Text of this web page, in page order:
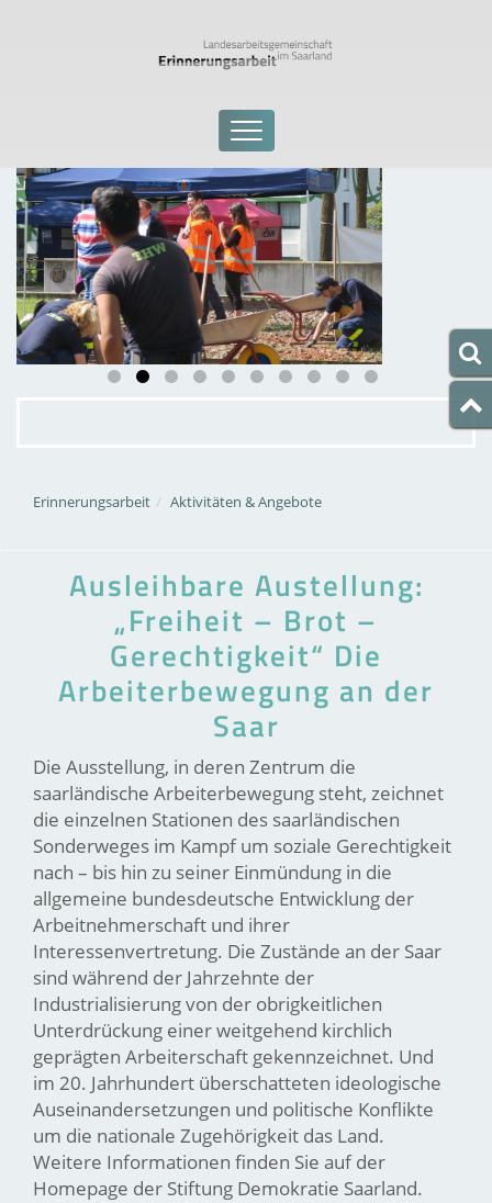
Erinnerungsarbeit Aktivitäten & Angebote
Ausleihbare Austellung:
„Freiheit – Brot –
Gerechtigkeit“ Die
Arbeiterbewegung an der
Saar
Die Ausstellung, in deren Zentrum die
saarländische Arbeiterbewegung steht, zeichnet
die einzelnen Stationen des saarländischen
Sonderweges im Kampf um soziale Gerechtigkeit
nach – bis hin zu seiner Einmündung in die
allgemeine bundesdeutsche Entwicklung der
Arbeitnehmerschaft und ihrer
Interessenvertretung. Die Zustände an der Saar
sind während der Jahrzehnte der
Industrialisierung von der obrigkeitlichen
Unterdrückung einer weitgehend kirchlich
geprägten Arbeiterschaft gekennzeichnet. Und
im 20. Jahrhundert überschatteten ideologische
Auseinandersetzungen und politische Konflikte
um die nationale Zugehörigkeit das Land.
Weitere Informationen finden Sie auf der
Homepage der Stiftung Demokratie Saarland.